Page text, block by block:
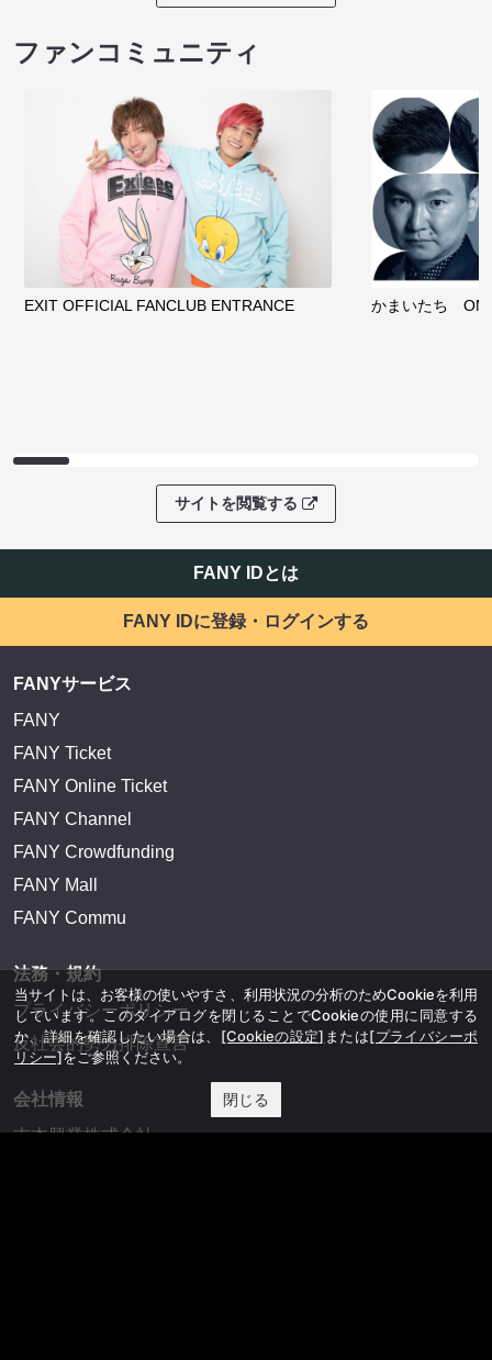
ファンコミュニティ
EXIT OFFICIAL FANCLUB ENTRANCE かまいたち
サイトを閲覧する
FANY IDとは
FANY IDに登録・ログインする
FANYサービス
FANY
FANY Ticket
FANY Online Ticket
FANY Channel
FANY Crowdfunding
FANY Mall
FANY Commu
法務・規約
プライバシーポリシー
反社会的勢力排除宣言
会社情報
吉本興業株式会社
当サイトは、お客様の使いやすさ、利用状況の分析のためCookieを利用
しています。このダイアログを閉じることでCookieの使用に同意する
か、詳細を確認したい場合は、 [Cookieの設定] または[プライバシーポ
リシー]をご参照ください。
閉じる